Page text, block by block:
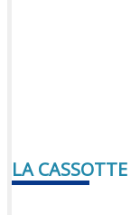
LA CASSOTTE